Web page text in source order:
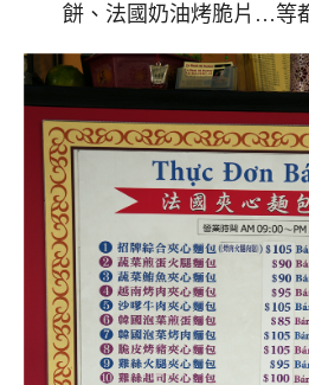
餅、法國奶油烤脆片…等